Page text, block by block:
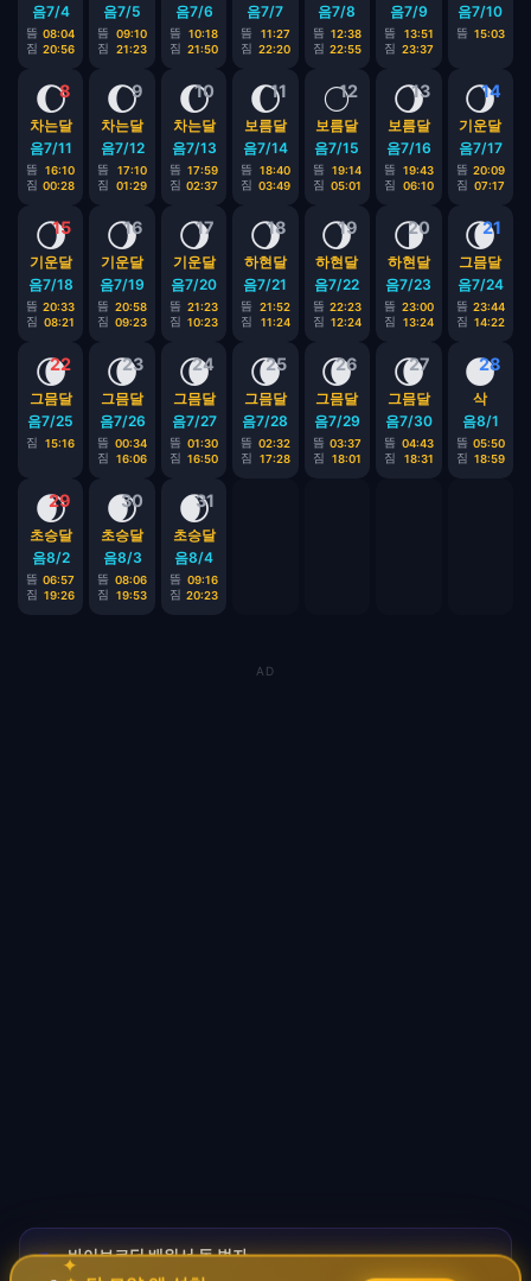
음7/4
뜸 08:04
짐 20:56
음7/5
뜸
09:10
짐
21:23
음7/6
뜸
10:18
짐 21:50
음7/7
뜸
11:27
짐 22:20
음7/8
뜸 12:38
짐 22:55
음7/9
뜸
13:51
짐 23:37
음7/10
뜸 15:03
8
🌔
차는달
음7/11
뜸
16:10
짐 00:28
9
🌔
차는달
음7/12
뜸
17:10
짐
01:29
10
🌔
차는달
음7/13
뜸 17:59
짐 02:37
11
🌔
보름달
음7/14
뜸
18:40
짐 03:49
12
🌕
보름달
음7/15
뜸
19:14
짐 05:01
13
🌖
보름달
음7/16
뜸
19:43
짐
06:10
14
🌖
기운달
음7/17
뜸 20:09
짐 07:17
15
🌖
기운달
음7/18
뜸 20:33
짐 08:21
16
🌖
기운달
음7/19
뜸 20:58
짐 09:23
17
🌖
기운달
음7/20
뜸 21:23
짐 10:23
18
🌖
하현달
음7/21
뜸
21:52
짐
11:24
19
🌖
하현달
음7/22
뜸 22:23
짐 12:24
20
🌗
하현달
음7/23
뜸 23:00
짐
13:24
21
🌘
그믐달
음7/24
뜸 23:44
짐 14:22
22
🌘
그믐달
음7/25
짐 15:16
23
🌘
그믐달
음7/26
뜸 00:34
짐
16:06
24
🌘
그믐달
음7/27
뜸 01:30
짐 16:50
25
🌘
그믐달
음7/28
뜸 02:32
짐
17:28
26
🌘
그믐달
음7/29
뜸 03:37
짐
18:01
27
🌘
그믐달
음7/30
뜸 04:43
짐
18:31
28
🌑
삭
음8/1
뜸 05:50
짐 18:59
29
🌒
초승달
음8/2
뜸 06:57
짐 19:26
30
🌒
초승달
음8/3
뜸 08:06
짐
19:53
31
🌒
초승달
음8/4
뜸 09:16
짐 20:23
AD
🚀바이브코딩 배워서 돈 벌자
코딩 몰라도 AI로 자동화 수익 시스템 구축 · 무료
✦
✧